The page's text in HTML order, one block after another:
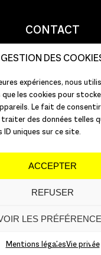
GESTION DES
expériences, nous
les cookies pour
Le fait de
des données telles
ID uniques sur ce site.
ACCEPTER
REFUSER
LES
Mentions légalesVie privée
CONTACT
44000 Nantes
T : +33 (0)2 51 72 10 10
E :info@pannonica.com
PANNONICA
Vie privée